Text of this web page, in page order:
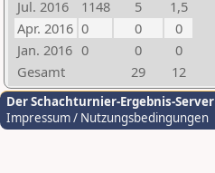
Jul. 2016
1148 5
1,5
Apr. 2016 0 0
0
Jan. 2016 0 0
0
Gesamt
29 12
Der Schachturnier-Ergebnis-Server
Impressum / Nutzungsbedingungen